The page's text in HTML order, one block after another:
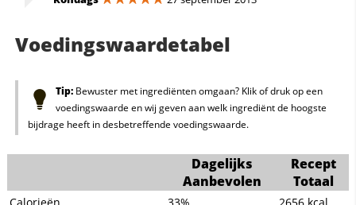
Voedingswaardetabel
Tip:Bewuster met ingrediënten omgaan? Klik of druk op een
voedingswaarde en wij geven aan welk ingrediënt de hoogste
bijdrage heeft in desbetreffende voedingswaarde.
Dagelijks
Aanbevolen
Recept
Totaal